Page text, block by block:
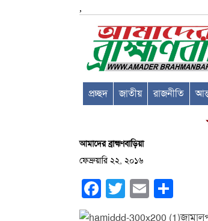
,
প্রচ্ছদ জাতীয় রাজনীতি
আমাদের ব্রাহ্মণবাড়িয়া
ফেব্রুয়ারি ২২, ২০১৬
Facebook
Twitter Email